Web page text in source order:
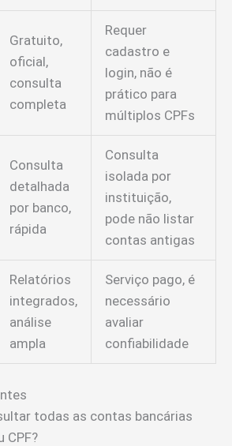
Gratuito,
oficial,
consulta
completa
Requer
cadastro e
login, não é
prático para
múltiplos CPFs
Consulta
detalhada
por banco,
rápida
Consulta
isolada por
instituição,
pode não listar
contas antigas
Relatórios
integrados,
análise
ampla
Serviço pago, é
necessário
avaliar
confiabilidade
todas as contas bancárias
CPF?